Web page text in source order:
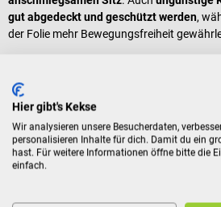
gut abgedeckt und geschützt werden,
der Folie mehr Bewegungsfreiheit
der gewählten Größe
Rückgabebedingungen
Hier gibt's Kekse
Wir analysieren unsere Besucherdaten,
personalisieren Inhalte für dich. Damit du ein
hast. Für weitere Informationen öffne bitte die
einfach.